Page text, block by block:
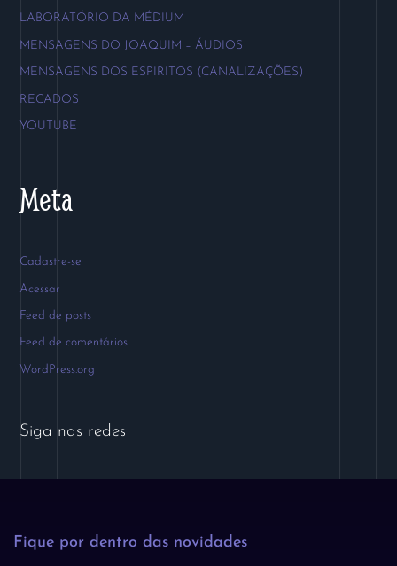
LABORATÓRIO DA MÉDIUM
MENSAGENS DO JOAQUIM – ÁUDIOS
MENSAGENS DOS ESPIRITOS (CANALIZAÇÕES)
RECADOS
YOUTUBE
Meta
Cadastre-se
Acessar
Feed de posts
Feed de comentários
WordPress.org
Siga nas redes
Fique por dentro das novidades